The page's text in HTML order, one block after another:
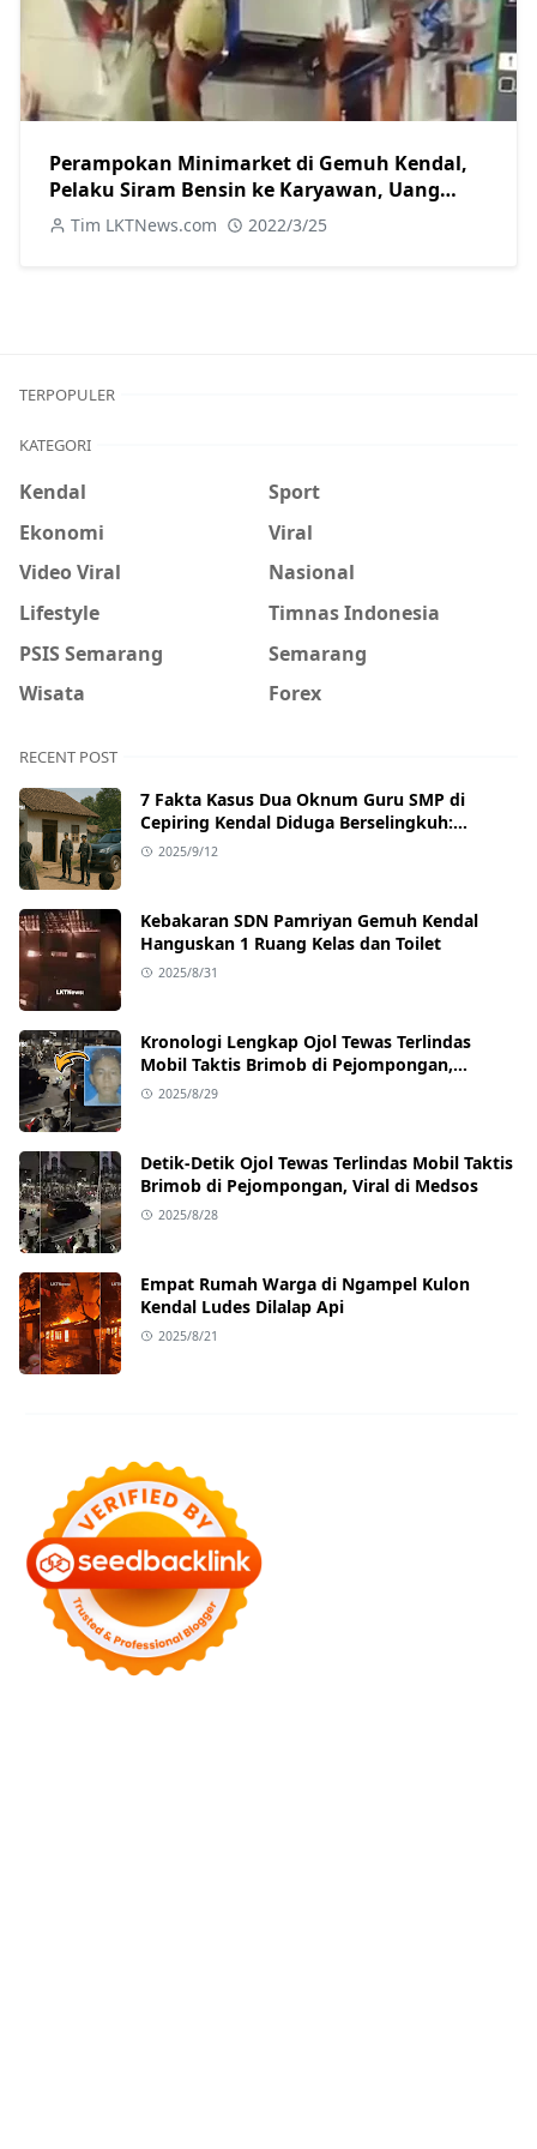
Perampokan Minimarket di Gemuh Kendal,
Pelaku Siram Bensin ke Karyawan, Uang
Rp10 Juta Dibawa Kabur
Tim LKTNews.com 2022/3/25
TERPOPULER
KATEGORI
Kendal
Sport
Ekonomi
Viral
Video Viral
Nasional
Lifestyle
Timnas Indonesia
PSIS Semarang
Semarang
Wisata
Forex
RECENT POST
7 Fakta Kasus Dua Oknum Guru SMP di
Cepiring Kendal Diduga Berselingkuh:
Kronologi, Pengakuan, hingga Sanksi
2025/9/12
Kebakaran SDN Pamriyan Gemuh Kendal
Hanguskan 1 Ruang Kelas dan Toilet
2025/8/31
Kronologi Lengkap Ojol Tewas Terlindas
Mobil Taktis Brimob di Pejompongan,
Ternyata Sedang Antar Orderan
2025/8/29
Detik-Detik Ojol Tewas Terlindas Mobil Taktis
Brimob di Pejompongan, Viral di Medsos
2025/8/28
Empat Rumah Warga di Ngampel Kulon
Kendal Ludes Dilalap Api
2025/8/21